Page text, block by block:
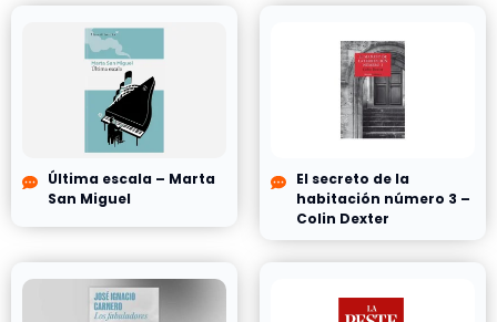
Última escala – Marta
San Miguel
El secreto de la
habitación número 3 –
Colin Dexter